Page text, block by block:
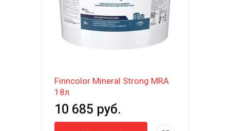
Finncolor Mineral Strong MRA
18л
10 685 руб.